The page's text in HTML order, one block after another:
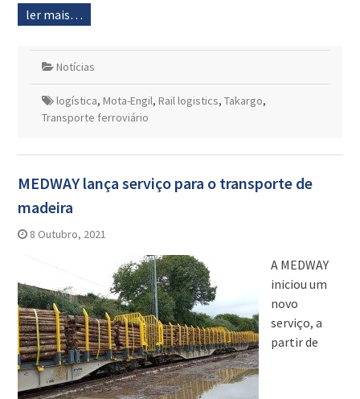
ler mais…
Notícias
logística, Mota-Engil, Rail logistics, Takargo,
Transporte ferroviário
MEDWAY lança serviço para o transporte de
madeira
8 Outubro, 2021
A MEDWAY
iniciou um
novo
serviço, a
partir de